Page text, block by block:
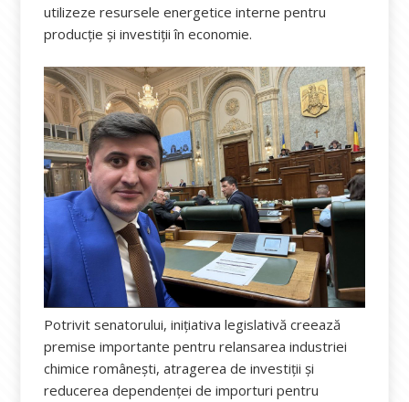
utilizeze resursele energetice interne pentru
producție și investiții în economie.
Potrivit senatorului, inițiativa legislativă creează
premise importante pentru relansarea industriei
chimice românești, atragerea de investiții și
reducerea dependenței de importuri pentru